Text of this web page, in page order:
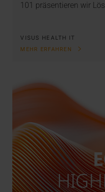
101 präsentieren wir
VISUS HEALTH IT
MEHR ERFAHREN